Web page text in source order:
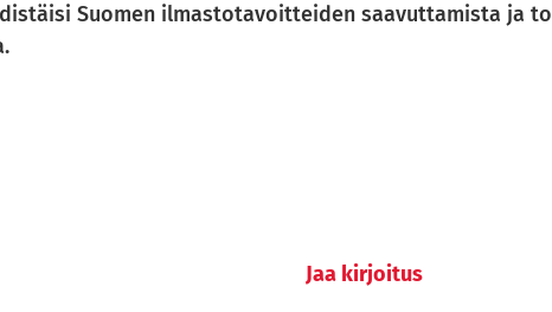
Suomen ilmastotavoitteiden saavuttamista ja
Jaa kirjoitus